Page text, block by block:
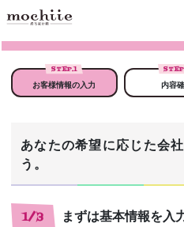
STEP.1
お客様情報の入力 内容
あなたの希望に応じた会
う。
1/3 まずは基本情報を入